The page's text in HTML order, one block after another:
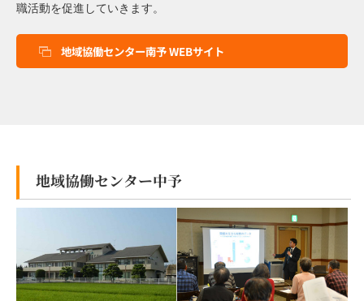
職活動を促進していきます。
地域協働センター南予 WEBサイト
地域協働センター中予